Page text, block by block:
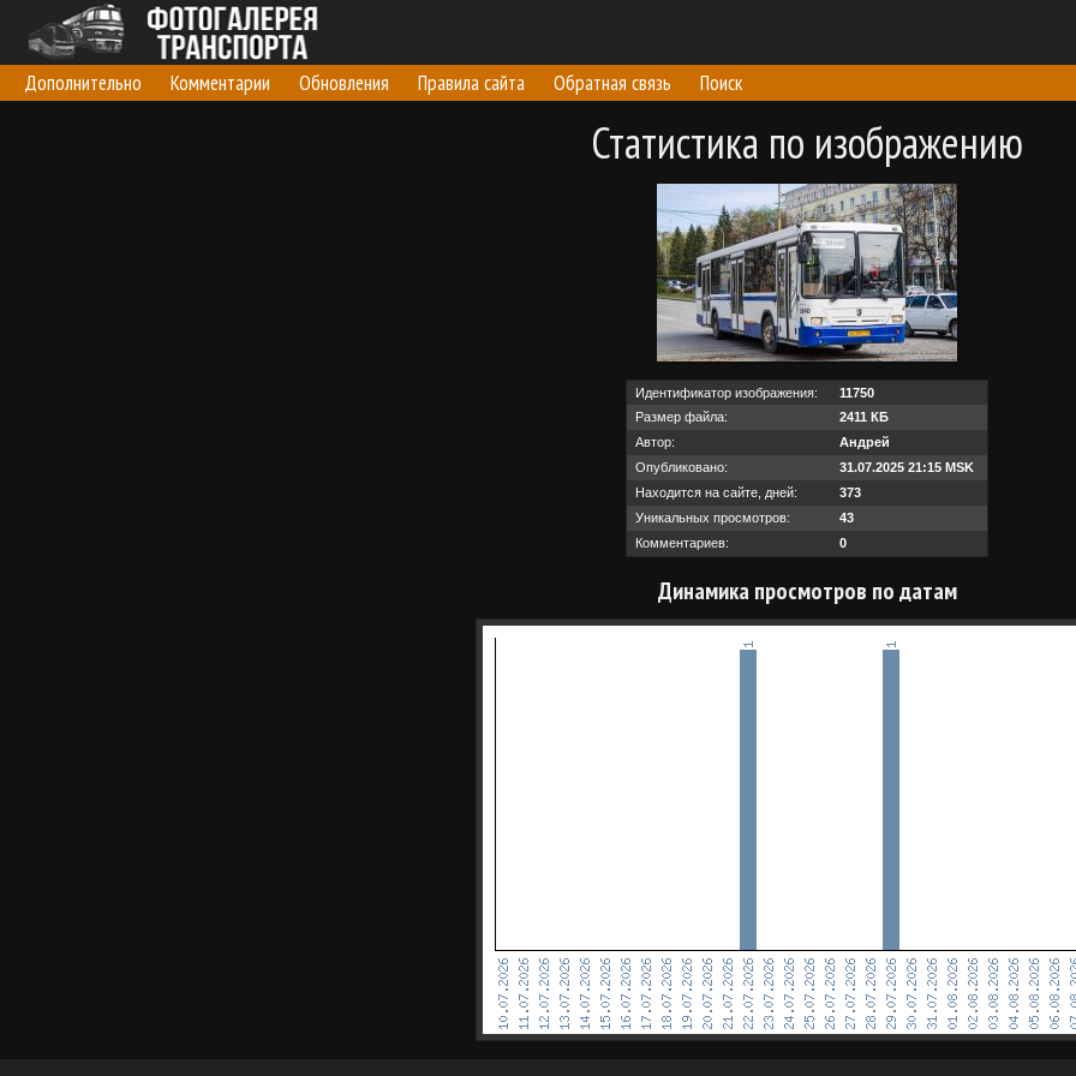
Дополнительно Комментарии Обновления Правила сайта Обратная связь Поиск
Статистика по изображению
Идентификатор изображения:
11750
Размер файла:
2411 КБ
Автор:
Андрей
Опубликовано:
31.07.2025 21:15 MSK
Находится на сайте, дней:
373
Уникальных просмотров:
43
Комментариев:
0
Динамика просмотров по датам